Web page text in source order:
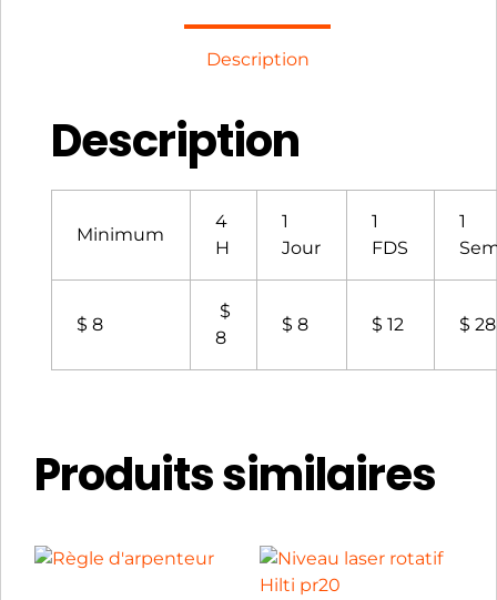
Description
Description
Minimum
4
H
1
Jour
1
FDS
1
$ 8
$
8
$ 8 $ 12 $ 28
Produits similaires